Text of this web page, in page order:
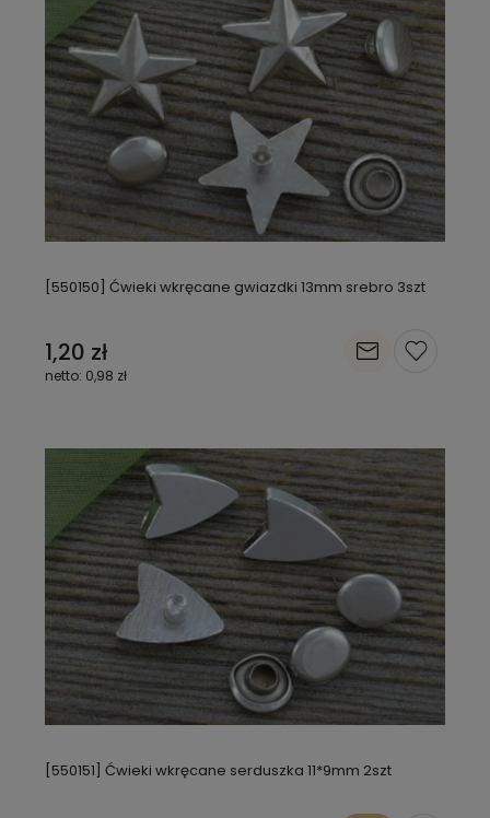
[550150] Ćwieki wkręcane gwiazdki 13mm srebro 3szt
1,20 zł
0,98 zł
[550151] Ćwieki wkręcane serduszka 11*9mm 2szt